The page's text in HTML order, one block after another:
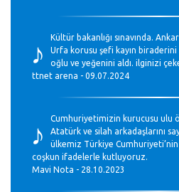
♪
Kültür bakanlığı sınavında.
Urfa korusu şefi kayın biraderini
oğlu ve yeğenini aldı. ilginizi
ttnet arena - 09.07.2024
♪
Cumhuriyetimizin kurucusu ulu
Atatürk ve silah arkadaşlarını
ülkemiz Türkiye Cumhuriyeti’nin
coşkun ifadelerle kutluyoruz.
Mavi Nota - 28.10.2023